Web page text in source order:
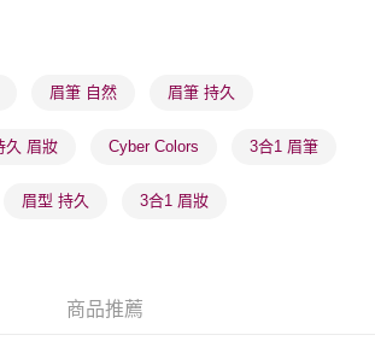
發貨後1-3個工作天送達
送
眉筆 自然 眉筆 持久
久 眉妝 Cyber Colors 3合1 眉筆
眉型 持久 3合1 眉妝
商品推薦